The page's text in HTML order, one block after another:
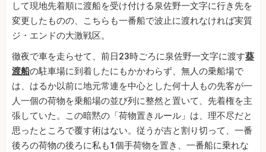
して現地先着順に渡船を受け付ける泉佐野一文字に行き先を
変更したものの、こちらも一番船で波止に渡れなければ実質
ジ・エンドの大激戦区。
徹夜で車を走らせて、前日23時ごろに泉佐野一文字に渡す葵
渡船の駐車場に到着したにもかかわらず、無人の乗船場で
は、はるか以前に地元常連を中心とした何十人もの先客が一
人一個の荷物を乗船場の並び列に整然と置いて、先着権を主
張していた。この暗黙の「荷物置きルール」は、理不尽だと
思ったところで覆す術はない。従うが吉と割り切って、一番
後ろの荷物の後ろに私も1個手荷物を置き、一番船に乗れな